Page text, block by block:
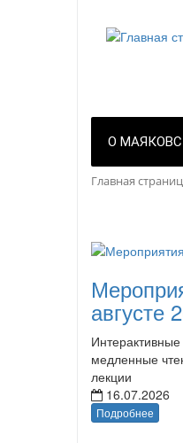
О
Главная
августе
медленные
лекции
16.07.2026
Подробнее